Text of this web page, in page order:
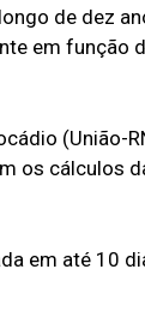
de dez
em função
(União-
os cálculos
em até 10